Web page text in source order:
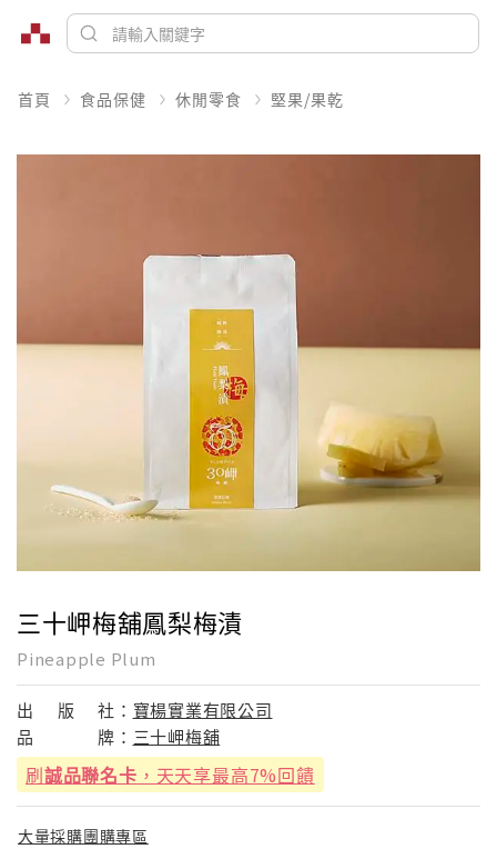
首頁 食品保健 休閒零食 堅果/果乾
三十岬梅舖鳳梨梅漬
Pineapple Plum
出 版 社： 寶楊實業有限公司
品
牌： 三十岬梅舖
刷誠品聯名卡 ，天天享最高7%回饋
大量採購團購專區